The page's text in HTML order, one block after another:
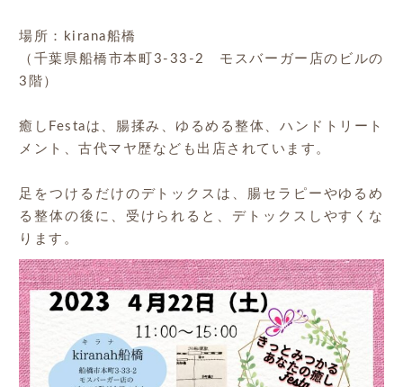
場所：kirana船橋
（千葉県船橋市本町3-33-2 モスバーガー店のビルの
3階）
癒しFestaは、腸揉み、ゆるめる整体、ハンドトリート
メント、古代マヤ歴なども出店されています。
足をつけるだけのデトックスは、腸セラピーやゆるめ
る整体の後に、受けられると、デトックスしやすくな
ります。